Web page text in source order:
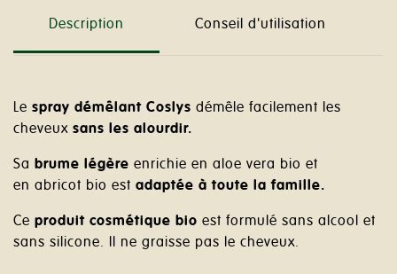
Description Conseil d'utilisation
Le spray démêlant Coslys démêle facilement les
cheveux sans les alourdir.
Sa brume légère enrichie en aloe vera bio et
en abricot bio est adaptée à toute la famille.
Ce produit cosmétique bio est formulé sans alcool et
sans silicone. Il ne graisse pas le cheveux.